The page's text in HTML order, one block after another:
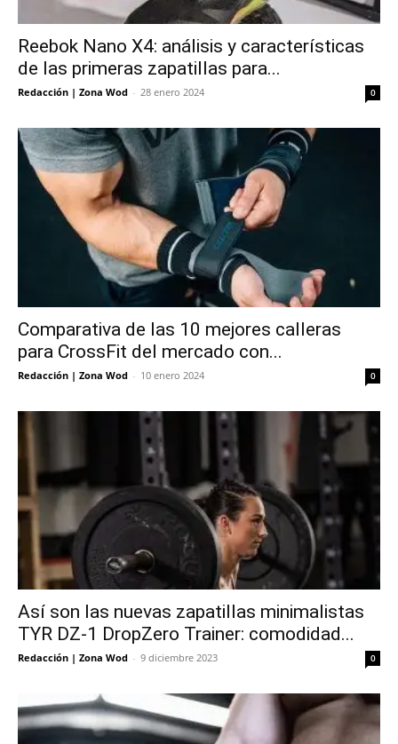
Reebok Nano X4: análisis y características
de las primeras zapatillas para...
Redacción | Zona Wod - 28 enero 2024 0
Comparativa de las 10 mejores calleras
para CrossFit del mercado con...
Redacción | Zona Wod - 10 enero 2024 0
Así son las nuevas zapatillas minimalistas
TYR DZ-1 DropZero Trainer: comodidad...
Redacción | Zona Wod - 9 diciembre 2023 0